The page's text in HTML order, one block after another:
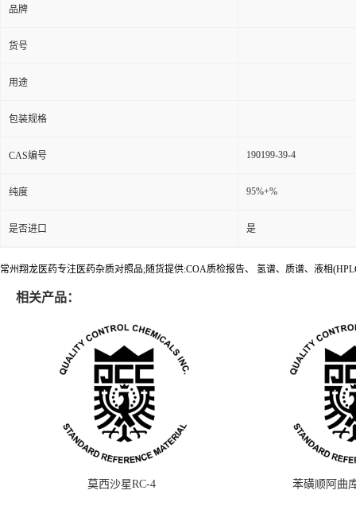
品牌
货号
用途
包装规格
CAS编号 190199-39-4
纯度 95%+%
是否进口 是
常州翔龙医药专注医药杂质对照品;随货提供:COA质检报告、 氢谱、质谱、液相
相关产品：
莫西沙星RC-4 苯磺顺阿曲